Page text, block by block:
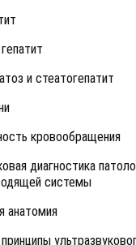
и стеатогепатит
кровообращения
диагностика
системы
анатомия